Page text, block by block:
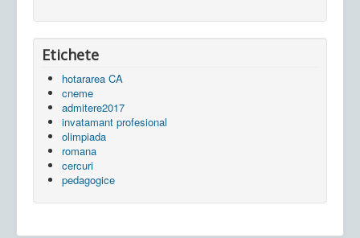
Etichete
hotararea CA
cneme
admitere2017
invatamant profesional
olimpiada
romana
cercuri
pedagogice